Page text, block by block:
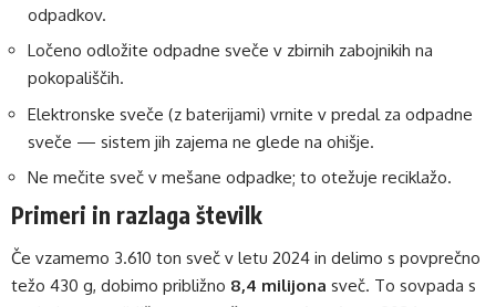
odpadkov.
Ločeno odložite odpadne sveče v zbirnih zabojnikih na
pokopališčih.
Elektronske sveče (z baterijami) vrnite v predal za odpadne
sveče — sistem jih zajema ne glede na ohišje.
Ne mečite sveč v mešane odpadke; to otežuje reciklažo.
Primeri in razlaga številk
Če vzamemo 3.610 ton sveč v letu 2024 in delimo s povprečno
težo 430 g, dobimo približno 8,4 milijona sveč. To sovpada s